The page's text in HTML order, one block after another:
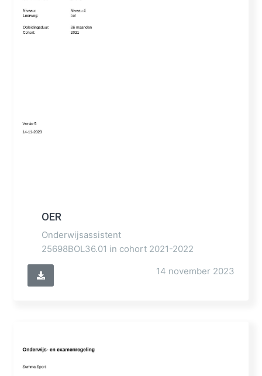
OER
Onderwijsassistent
25698BOL36.01 in cohort 2021-2022
14 november 2023